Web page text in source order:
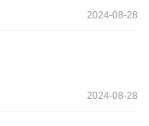
2024-08-28
2024-08-28